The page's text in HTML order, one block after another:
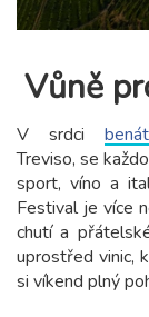
Vůně
V srdci
Treviso, se
sport, víno a
Festival je více
chutí a
uprostřed vinic,
si víkend plný